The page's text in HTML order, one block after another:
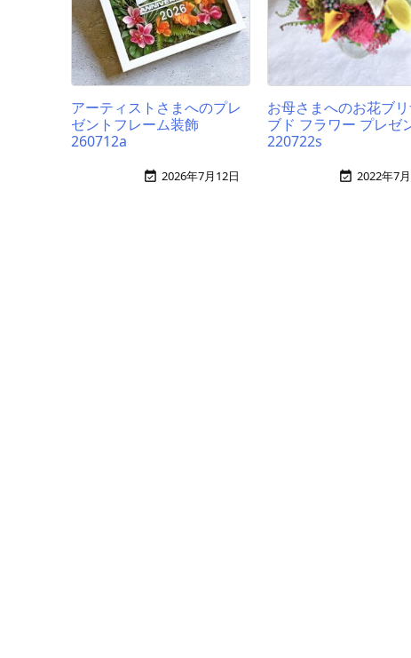
アーティストさまへのプレ
ゼントフレーム装飾
260712a
 2026年7月12日
お母さまへのお花ブ
ブド フラワー プレゼ
220722s
 2022年7